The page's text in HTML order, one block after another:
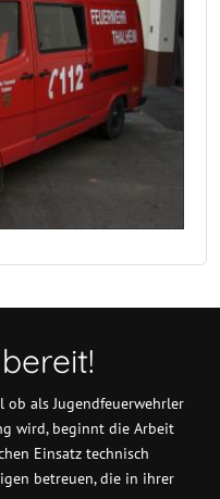
ob als Jugendfeuerwehrler
wird, beginnt die Arbeit
Einsatz technisch
betreuen, die in ihrer